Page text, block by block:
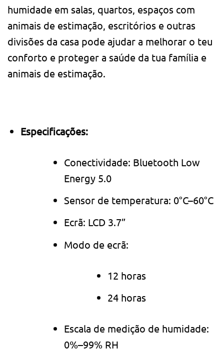
humidade em salas, quartos, espaços com
animais de estimação, escritórios e outras
divisões da casa pode ajudar a melhorar o teu
conforto e proteger a saúde da tua família e
animais de estimação.
Especificações:
Conectividade: Bluetooth Low
Energy 5.0
Sensor de temperatura: 0°C–60°C
Ecrã: LCD 3.7”
Modo de ecrã:
12 horas
24 horas
Escala de medição de humidade:
0%–99% RH